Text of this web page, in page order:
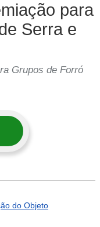
para
Serra e
Grupos de Forró
do Objeto